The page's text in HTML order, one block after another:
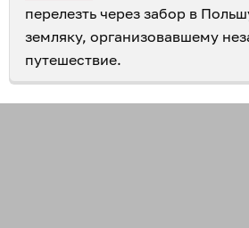
перелезть через забор в
земляку, организовавшему
путешествие.